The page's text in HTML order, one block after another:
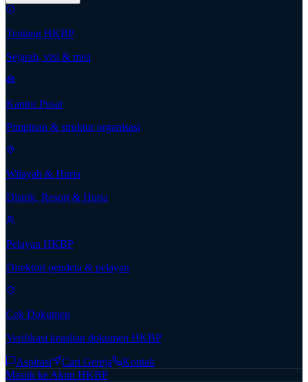
Tentang HKBP
Sejarah, visi & misi
Kantor Pusat
Pimpinan & struktur organisasi
Wilayah & Huria
Distrik, Resort & Huria
Pelayan HKBP
Direktori pendeta & pelayan
Cek Dokumen
Verifikasi keaslian dokumen HKBP
Aspirasi Cari Gereja
Kontak
Masuk ke Akun HKBP